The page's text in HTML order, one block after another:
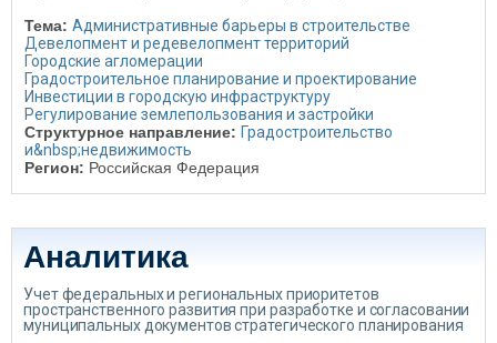
Тема: Административные барьеры в строительстве
Девелопмент и редевелопмент территорий
Городские агломерации
Градостроительное планирование и проектирование
Инвестиции в городскую инфраструктуру
Регулирование землепользования и застройки
Структурное направление: Градостроительство
и&nbsp;недвижимость
Регион: Российская Федерация
Аналитика
Учет федеральных и региональных приоритетов
пространственного развития при разработке и согласовании
муниципальных документов стратегического планирования